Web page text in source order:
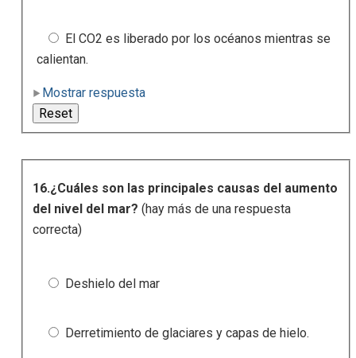
El CO2 es liberado por los océanos mientras se
calientan.
Mostrar respuesta
16.¿Cuáles son las principales causas del aumento
del nivel del mar? (hay más de una respuesta
correcta)
Deshielo del mar
Derretimiento de glaciares y capas de hielo.